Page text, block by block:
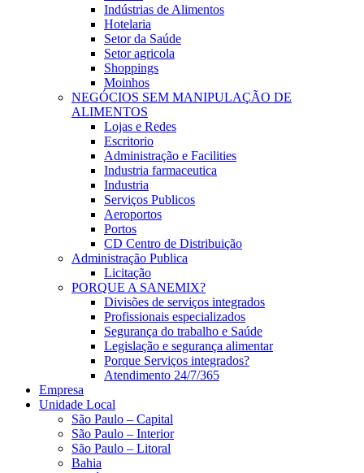
Indústrias de Alimentos
Hotelaria
Setor da Saúde
Setor agricola
Shoppings
Moinhos
NEGÓCIOS SEM MANIPULAÇÃO DE
ALIMENTOS
Lojas e Redes
Escritorio
Administração e Facilities
Industria farmaceutica
Industria
Serviços Publicos
Aeroportos
Portos
CD Centro de Distribuição
Administração Publica
Licitação
PORQUE A SANEMIX?
Divisões de serviços integrados
Profissionais especializados
Segurança do trabalho e Saúde
Legislação e segurança alimentar
Porque Serviços integrados?
Atendimento 24/7/365
Empresa
Unidade Local
São Paulo – Capital
São Paulo – Interior
São Paulo – Litoral
Bahia